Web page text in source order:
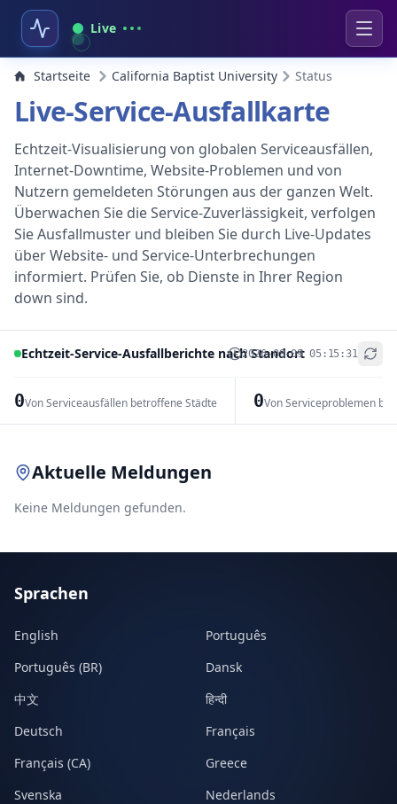
Live
Startseite California Baptist University Status
Live-Service-Ausfallkarte
Echtzeit-Visualisierung von globalen Serviceausfällen,
Internet-Downtime, Website-Problemen und von
Nutzern gemeldeten Störungen aus der ganzen Welt.
Überwachen Sie die Service-Zuverlässigkeit, verfolgen
Sie Ausfallmuster und bleiben Sie durch Live-Updates
über Website- und Service-Unterbrechungen
informiert. Prüfen Sie, ob Dienste in Ihrer Region
down sind.
Echtzeit-Service-Ausfallberichte nach Standort
2026-08-09 05:15:31
0Von Serviceausfällen betroffene Städte 0Von Serviceproblemen
+
Aktuelle Meldungen
Keine Meldungen gefunden.
Sprachen
English
Português
Português (BR)
Dansk
中文
हिन्दी
Deutsch
Français
Français (CA)
Greece
Svenska
Nederlands